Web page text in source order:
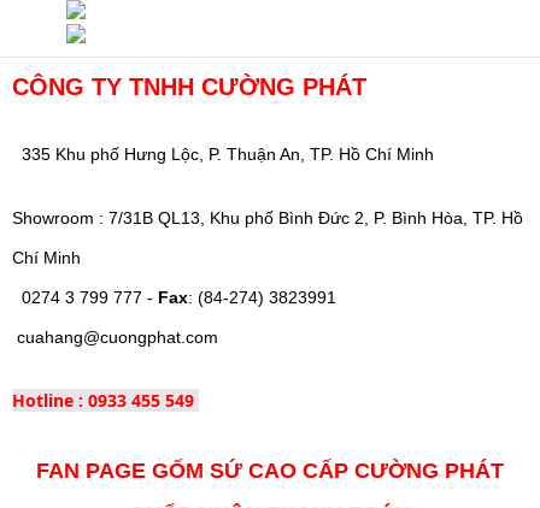
CÔNG TY TNHH CƯỜNG PHÁT
335 Khu phố Hưng Lộc, P. Thuận An, TP. Hồ Chí Minh
Showroom : 7/31B QL13, Khu phố Bình Đức 2, P. Bình Hòa, TP. Hồ
Chí Minh
0274 3 799 777 - Fax: (84-274) 3823991
cuahang@cuongphat.com
Hotline : 0933 455 549
FAN PAGE GỐM SỨ CAO CẤP CƯỜNG PHÁT